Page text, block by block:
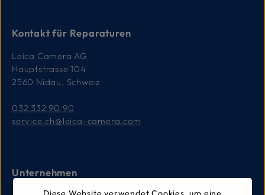
Kontakt für Reparaturen
Leica Camera AG
Hauptstrasse 104
2560 Nidau, Schweiz
032 332 90 90
service.ch@leica-camera.com
Unternehmen